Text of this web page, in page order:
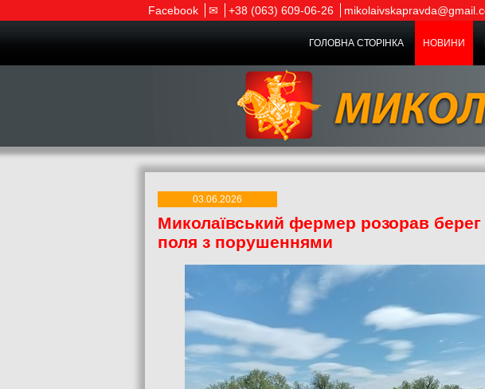
Facebook ✉ +38 (063) 609-06-26
ГОЛОВНА СТОРІНКА НОВИНИ
03.06.2026
Миколаївський фермер розорав берег
поля з порушеннями